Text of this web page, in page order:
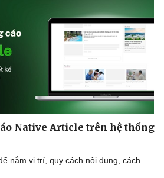
Native Article trên hệ thống
nắm vị trí, quy cách nội dung, cách